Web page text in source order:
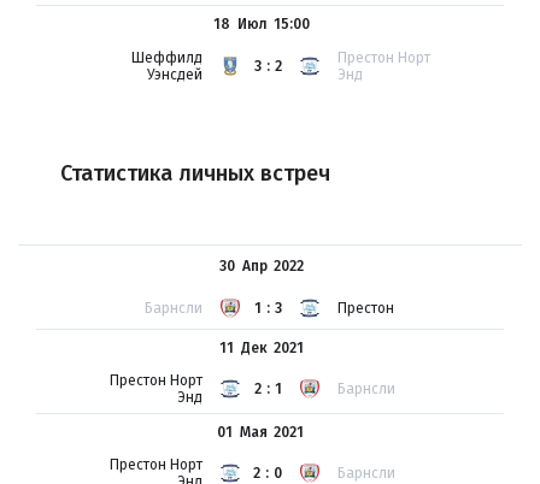
18 Июл
Шеффилд
Уэнсдей
3:2
Престон Норт
Энд
15:00
Статистика личных встреч
30 Апр
Барнсли 1:3 Престон
2022
11 Дек
Престон Норт
Энд
2:1 Барнсли
2021
01 Мая
Престон Норт
2:0 Барнсли
2021